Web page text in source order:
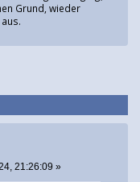
Grund, wieder
21:26:09 »